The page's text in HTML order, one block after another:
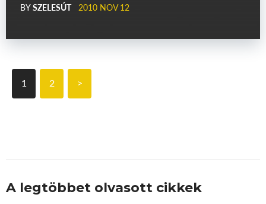
BYSZELESÚT 2010 NOV 12
1 2 >
A legtöbbet olvasott cikkek